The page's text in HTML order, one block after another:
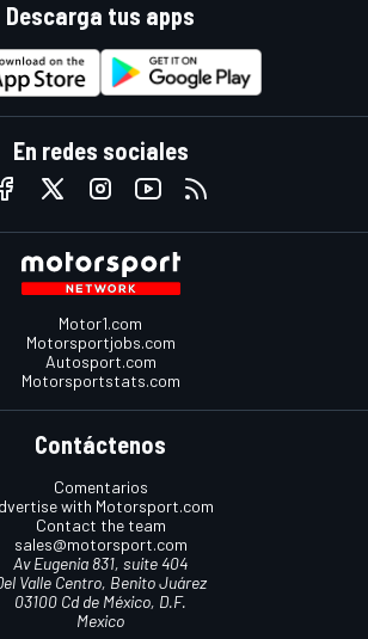
Descarga tus apps
En redes sociales
Motor1.com
Motorsportjobs.com
Autosport.com
Motorsportstats.com
Contáctenos
Comentarios
with Motorsport.com
Contact the team
sales@motorsport.com
Av Eugenia 831, suite 404
Valle Centro, Benito Juárez
03100 Cd de México, D.F.
Mexico